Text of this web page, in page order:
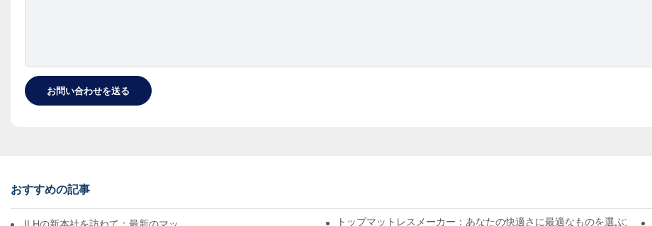
お問い合わせを送る
おすすめの記事
JLHの新本社を訪ねて：最新のマットレス、ベッド、枕のデザインを見学トップマットレスメーカー：あなたの快適さに最適なものを選ぶ方法